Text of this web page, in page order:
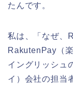
たんです。
私は、「なぜ、
RakutenPay（
イングリッシュ
イ）会社の担当